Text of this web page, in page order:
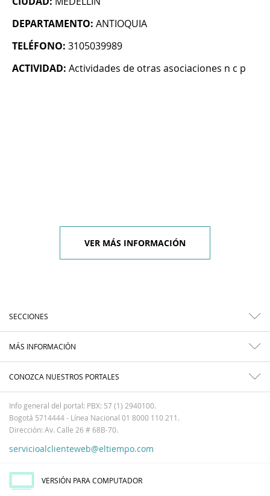
DEPARTAMENTO: ANTIOQUIA
TELÉFONO: 3105039989
ACTIVIDAD: Actividades de otras asociaciones n c p
VER MÁS INFORMACIÓN
SECCIONES
MÁS INFORMACIÓN
CONOZCA NUESTROS PORTALES
Info general del portal: PBX: 57 (1) 2940100.
Bogotá 5714444 - Línea Nacional 01 8000 110 211.
Dirección: Av. Calle 26 # 68B-70.
servicioalclienteweb@eltiempo.com
VERSIÓN PARA COMPUTADOR